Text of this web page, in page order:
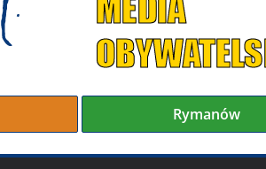
Rymanów